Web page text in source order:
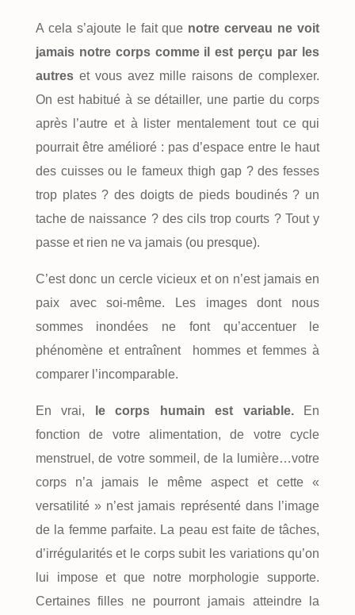
A cela s’ajoute le fait que notre cerveau ne voit
jamais notre corps comme il est perçu par les
autreset vous avez mille raisons de complexer.
On est habitué à se détailler, une partie du corps
après l’autre et à lister mentalement tout ce qui
pourrait être amélioré : pas d’espace entre le haut
des cuisses ou le fameux thigh gap ? des fesses
trop plates ? des doigts de pieds boudinés ? un
tache de naissance ? des cils trop courts ? Tout y
passe et rien ne va jamais (ou presque).
C’est donc un cercle vicieux et on n’est jamais en
paix avec soi-même. Les images dont nous
sommes inondées ne font qu’accentuer le
phénomène et entraînent hommes et femmes à
comparer l’incomparable.
En vrai, le corps humain est variable.En
fonction de votre alimentation, de votre cycle
menstruel, de votre sommeil, de la lumière…votre
corps n’a jamais le même aspect et cette «
versatilité » n’est jamais représenté dans l’image
de la femme parfaite. La peau est faite de tâches,
d’irrégularités et le corps subit les variations qu’on
lui impose et que notre morphologie supporte.
Certaines filles ne pourront jamais atteindre la